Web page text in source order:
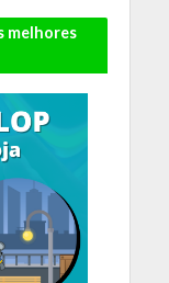
melhores